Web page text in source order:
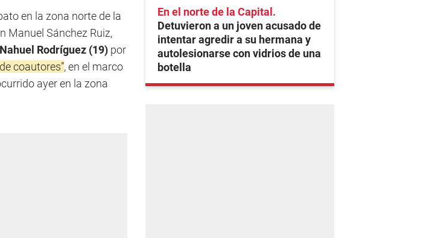
en la zona norte de la
Manuel Sánchez Ruiz,
Rodríguez (19) por
coautores”, en el marco
ayer en la zona
En el norte de la Capital
Detuvieron a un joven acusado de
intentar agredir a su hermana y
autolesionarse con vidrios de una
botella